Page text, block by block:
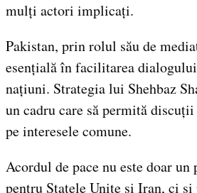
mulți actori implicați.
Pakistan, prin rolul său de
esențială în facilitarea
națiuni. Strategia lui Shehbaz
un cadru care să permită
pe interesele comune.
Acordul de pace nu este doar un
pentru Statele Unite și Iran, ci